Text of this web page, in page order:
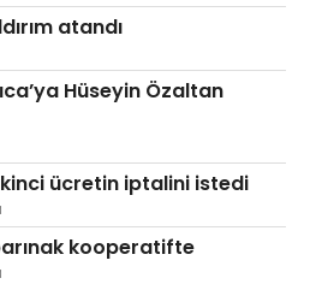
atandı
Hüseyin Özaltan
ücretin iptalini istedi
kooperatifte